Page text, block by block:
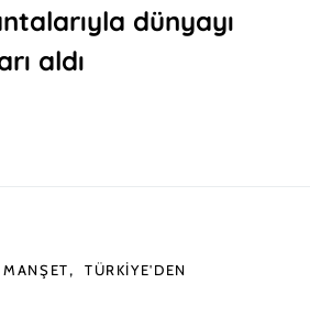
dünyayı
aldı
MANŞET TÜRKIYE'DEN